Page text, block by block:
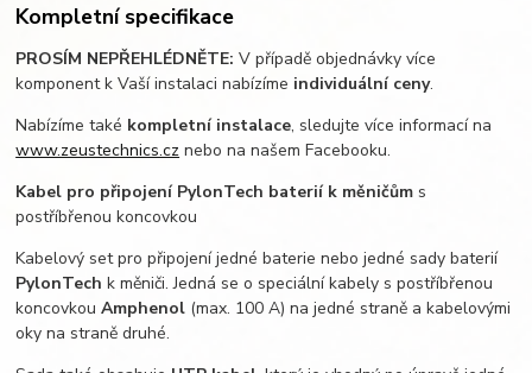
Kompletní specifikace
PROSÍM NEPŘEHLÉDNĚTE: V případě objednávky více
komponent k Vaší instalaci nabízíme individuální ceny.
Nabízíme také kompletní instalace, sledujte více informací na
www.zeustechnics.cz nebo na našem Facebooku.
Kabel pro připojení PylonTech baterií k měničům s
postříbřenou koncovkou
Kabelový set pro připojení jedné baterie nebo jedné sady baterií
PylonTech k měniči. Jedná se o speciální kabely s postříbřenou
koncovkouAmphenol (max. 100 A) na jedné straně a kabelovými
oky na straně druhé.